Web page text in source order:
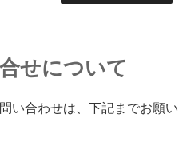
せについて
い合わせは、下記までお願い